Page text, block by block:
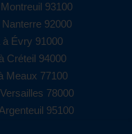
93100
92000
Évry 91000
Créteil 94000
Meaux 77100
78000
95100